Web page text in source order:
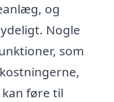
og
Nogle
som
føre til